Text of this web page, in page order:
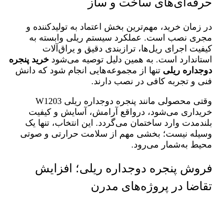
در زمان خرید، مهم‌ترین بخش اعتماد به تولیدکننده و
مجری نصب است. عملکرد سیستم ریلی وابسته به
کیفیت اجرای ریل‌ها، ترازبندی دقیق و یراق‌آلات
استاندارد است. به همین دلیل توصیه می‌شود خرید پنجره
دوجداره ریلی تنها از مجموعه‌هایی انجام شود که دانش
فنی و تجربه کافی در نصب دارند.
وقتی محصولی مانند پنجره دوجداره ریلی W1203
خریداری می‌شود، درواقع آرامش، آسایش و کیفیت
بلندمدت وارد ساختمان می‌گردد. این انتخاب، تنها یک
وسیله نیست؛ بخشی مهم از سلامت حرارتی و صوتی
محیط به‌شمار می‌رود.
فروش پنجره دوجداره ریلی؛ افزایش
تقاضا در پروژه‌های مدرن